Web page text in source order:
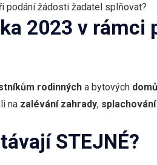
podání žádosti žadatel splňovat?
2023 v rámci
rodinných a bytových
na zalévání zahrady,
STEJNÉ?